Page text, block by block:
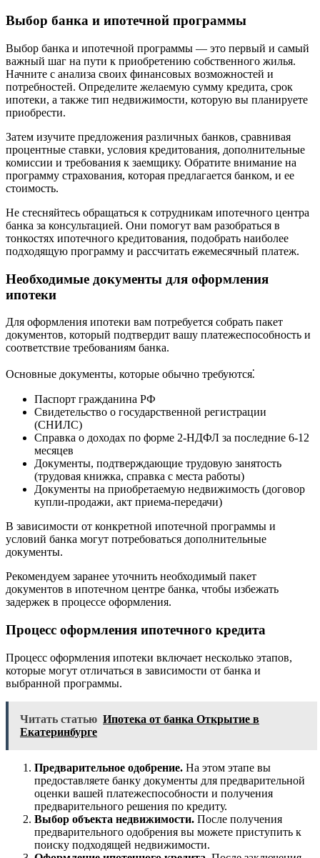
Выбор банка и ипотечной программы
Выбор банка и ипотечной программы ― это первый и самый
важный шаг на пути к приобретению собственного жилья.
Начните с анализа своих финансовых возможностей и
потребностей. Определите желаемую сумму кредита, срок
ипотеки, а также тип недвижимости, которую вы планируете
приобрести.
Затем изучите предложения различных банков, сравнивая
процентные ставки, условия кредитования, дополнительные
комиссии и требования к заемщику. Обратите внимание на
программу страхования, которая предлагается банком, и ее
стоимость.
Не стесняйтесь обращаться к сотрудникам ипотечного центра
банка за консультацией. Они помогут вам разобраться в
тонкостях ипотечного кредитования, подобрать наиболее
подходящую программу и рассчитать ежемесячный платеж.
Необходимые документы для оформления
ипотеки
Для оформления ипотеки вам потребуется собрать пакет
документов, который подтвердит вашу платежеспособность и
соответствие требованиям банка.
Основные документы, которые обычно требуются⁚
Паспорт гражданина РФ
Свидетельство о государственной регистрации
(СНИЛС)
Справка о доходах по форме 2-НДФЛ за последние 6-12
месяцев
Документы, подтверждающие трудовую занятость
(трудовая книжка, справка с места работы)
Документы на приобретаемую недвижимость (договор
купли-продажи, акт приема-передачи)
В зависимости от конкретной ипотечной программы и
условий банка могут потребоваться дополнительные
документы.
Рекомендуем заранее уточнить необходимый пакет
документов в ипотечном центре банка, чтобы избежать
задержек в процессе оформления.
Процесс оформления ипотечного кредита
Процесс оформления ипотеки включает несколько этапов,
которые могут отличаться в зависимости от банка и
выбранной программы.
Читать статью Ипотека от банка Открытие в
Екатеринбурге
Предварительное одобрение. На этом этапе вы
предоставляете банку документы для предварительной
оценки вашей платежеспособности и получения
предварительного решения по кредиту.
Выбор объекта недвижимости. После получения
предварительного одобрения вы можете приступить к
поиску подходящей недвижимости.